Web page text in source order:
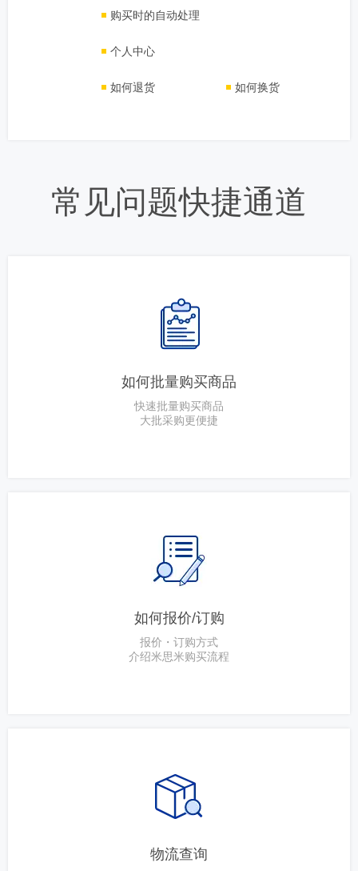
购买时的自动处理
个人中心
如何退货 如何换货
常见问题快捷通道
如何批量购买商品
快速批量购买商品
大批采购更便捷
如何报价/订购
报价・订购方式
介绍米思米购买流程
物流查询